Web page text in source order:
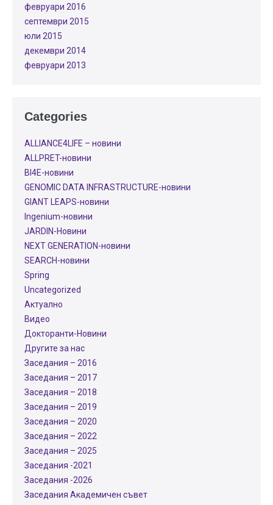
февруари 2016
септември 2015
юли 2015
декември 2014
февруари 2013
Categories
ALLIANCE4LIFE​ – новини
ALLPRET-новини
BI4E-новини
GENOMIC DATA INFRASTRUCTURE-новини
GIANT LEAPS-новини
Ingenium-новини
JARDIN-Новини
NEXT GENERATION-новини
SEARCH-новини
Spring
Uncategorized
Актуално
Видео
Докторанти-Новини
Другите за нас
Заседания – 2016
Заседания – 2017
Заседания – 2018
Заседания – 2019
Заседания – 2020
Заседания – 2022
Заседания – 2025
Заседания -2021
Заседания -2026
Заседания Академичен съвет